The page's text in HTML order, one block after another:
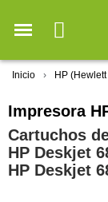
Inicio HP
Impresora
Cartuchos
HP Deskjet
HP Deskjet